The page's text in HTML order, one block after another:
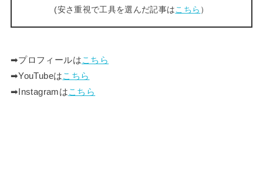
(安さ重視で工具を選んだ記事はこちら ）
➡︎プロフィールはこちら
➡︎YouTubeはこちら
➡︎Instagramはこちら